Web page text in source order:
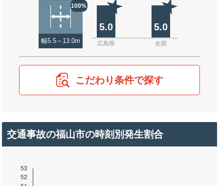
100%
幅5.5～13.0m
5.0 5.0
広島県 全国
こだわり条件で探す
交通事故の福山市の時刻別発生割合